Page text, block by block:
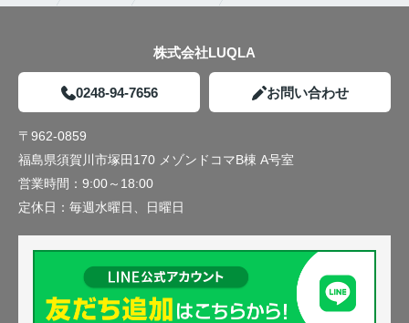
株式会社LUQLA
0248-94-7656 お問い合わせ
〒962-0859
福島県須賀川市塚田170 メゾンドコマB棟 A号室
営業時間： 9:00～18:00
定休日： 毎週水曜日、日曜日